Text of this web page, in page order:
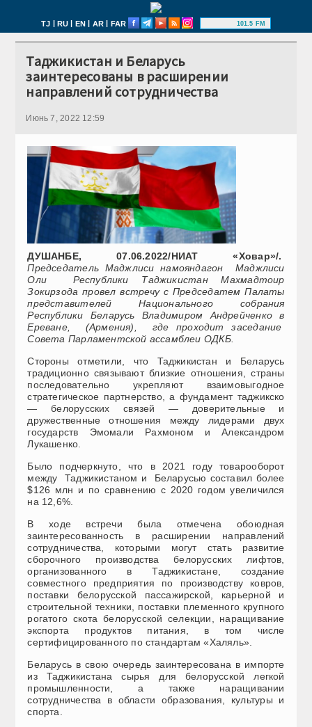
TJ | RU | EN | AR | FAR 101.5 FM
Таджикистан и Беларусь
заинтересованы в расширении
направлений сотрудничества
Июнь 7, 2022 12:59
ДУШАНБЕ, 07.06.2022/НИАТ «Ховар»/.
Председатель Маджлиси намояндагон Маджлиси
Оли Республики Таджикистан Махмадтоир
Зокирзода провел встречу с Председатем Палаты
представителей Национального собрания
Республики Беларусь Владимиром Андрейченко в
Ереване, (Армения), где проходит заседание
Совета Парламентской ассамблеи ОДКБ.
Стороны отметили, что Таджикистан и Беларусь
традиционно связывают близкие отношения, страны
последовательно укрепляют взаимовыгодное
стратегическое партнерство, а фундамент таджикско
— белорусских связей — доверительные и
дружественные отношения между лидерами двух
государств Эмомали Рахмоном и Александром
Лукашенко.
Было подчеркнуто, что в 2021 году товарооборот
между Таджикистаном и Беларусью составил более
$126 млн и по сравнению с 2020 годом увеличился
на 12,6%.
В ходе встречи была отмечена обоюдная
заинтересованность в расширении направлений
сотрудничества, которыми могут стать развитие
сборочного производства белорусских лифтов,
организованного в Таджикистане, создание
совместного предприятия по производству ковров,
поставки белорусской пассажирской, карьерной и
строительной техники, поставки племенного крупного
рогатого скота белорусской селекции, наращивание
экспорта продуктов питания, в том числе
сертифицированного по стандартам «Халяль».
Беларусь в свою очередь заинтересована в импорте
из Таджикистана сырья для белорусской легкой
промышленности, а также наращивании
сотрудничества в области образования, культуры и
спорта.